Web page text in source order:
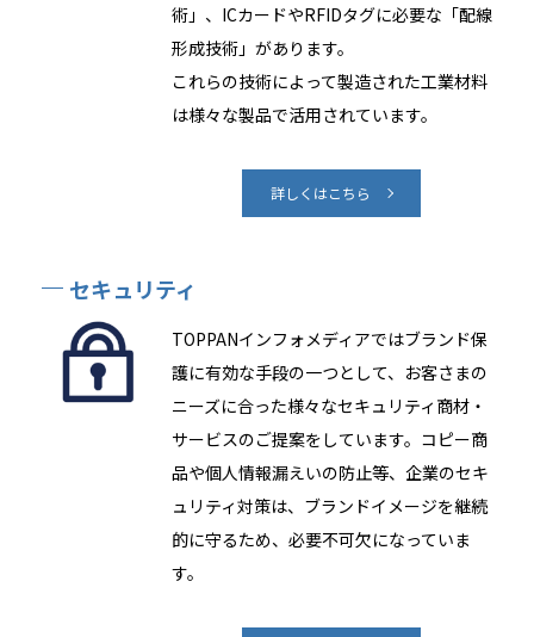
術」、ICカードやRFIDタグに必要な「配線
形成技術」があります。
これらの技術によって製造された工業材料
は様々な製品で活用されています。
詳しくはこちら
セキュリティ
TOPPANインフォメディアではブランド保
護に有効な手段の一つとして、お客さまの
ニーズに合った様々なセキュリティ商材・
サービスのご提案をしています。コピー商
品や個人情報漏えいの防止等、企業のセキ
ュリティ対策は、ブランドイメージを継続
的に守るため、必要不可欠になっていま
す。